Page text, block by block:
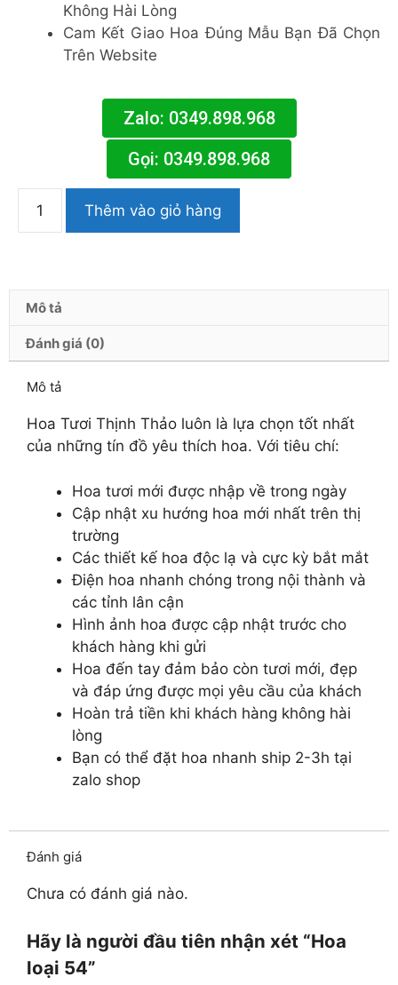
Không Hài Lòng
Cam Kết Giao Hoa Đúng Mẫu Bạn Đã Chọn
Trên Website
Zalo: 0349.898.968
Gọi: 0349.898.968
Thêm vào giỏ hàng
Mô tả
Đánh giá (0)
Mô tả
Hoa Tươi Thịnh Thảo luôn là lựa chọn tốt nhất
của những tín đồ yêu thích hoa. Với tiêu chí:
Hoa tươi mới được nhập về trong ngày
Cập nhật xu hướng hoa mới nhất trên thị
trường
Các thiết kế hoa độc lạ và cực kỳ bắt mắt
Điện hoa nhanh chóng trong nội thành và
các tỉnh lân cận
Hình ảnh hoa được cập nhật trước cho
khách hàng khi gửi
Hoa đến tay đảm bảo còn tươi mới, đẹp
và đáp ứng được mọi yêu cầu của khách
Hoàn trả tiền khi khách hàng không hài
lòng
Bạn có thể đặt hoa nhanh ship 2-3h tại
zalo shop
Đánh giá
Chưa có đánh giá nào.
Hãy là người đầu tiên nhận xét “Hoa
loại 54”